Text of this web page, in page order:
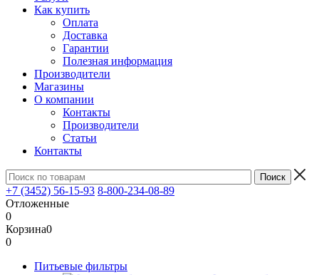
Как купить
Оплата
Доставка
Гарантии
Полезная информация
Производители
Магазины
О компании
Контакты
Производители
Статьи
Контакты
+7 (3452) 56-15-93 8-800-234-08-89
Отложенные
0
Корзина0
0
Питьевые фильтры